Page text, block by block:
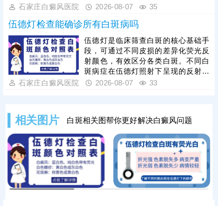
查，了解基底层黑色素细胞数目、生
学依据，准确分辨白斑时期和类型，
指导规范治疗。早期白癜风治疗可以
用药，对症祛白，也可以搭配308激
光综合祛白，提升祛白速度，加快肤
色还原。
石家庄白癜风医院 2026-08-07 35
伍德灯检查能确诊所有白斑病吗
伍德灯是临床筛查白斑的核心基础手
段，可通过不同皮损的差异化荧光反
射颜色，有效区分各类白斑。不同白
斑病症在伍德灯照射下呈现的反射颜
色不同，能初步甄别白癜风、白色糠
局限性，临床需联合三维皮肤ct、血
常规、免疫异常检测等项目进一步检
查，清楚明确黑色素脱失程度、皮肤
皮损状态及身体诱因，全面掌握病
情。白癜风危害性较强，一般不会自
石家庄白癜风医院 2026-08-07 33
相关图片 白斑相关图帮你更好解决白癜风问题